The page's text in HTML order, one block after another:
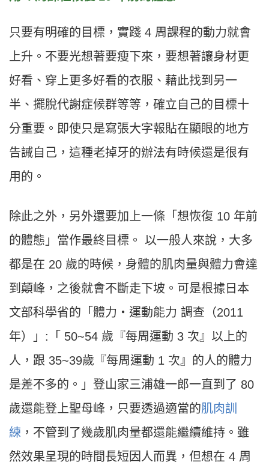
只要有明確的目標，實踐 4 周課程的動力就會
上升。不要光想著要瘦下來，要想著讓身材更
好看、穿上更多好看的衣服、藉此找到另一
半、擺脫代謝症候群等等，確立自己的目標十
分重要。即使只是寫張大字報貼在顯眼的地方
告誡自己，這種老掉牙的辦法有時候還是很有
用的。
除此之外，另外還要加上一條「想恢復 10 年前
的體態」當作最終目標。
以一般人來說，大多
都是在 20 歲的時候，身體的肌肉量與體力會達
到顛峰，之後就會不斷走下坡。可是根據日本
文部科學省的「體力‧運動能力 調查（2011
年）
」 : 「 50~54 歲『每周運動 3 次』以上的
人，跟 35~39歲『每周運動 1 次』的人的體力
是差不多的。」登山家三浦雄一郎一直到了 80
歲還能登上聖母峰，只要透過適當的肌肉訓
練 ，不管到了幾歲肌肉量都還能繼續維持。雖
然效果呈現的時間長短因人而異，但想在 4 周